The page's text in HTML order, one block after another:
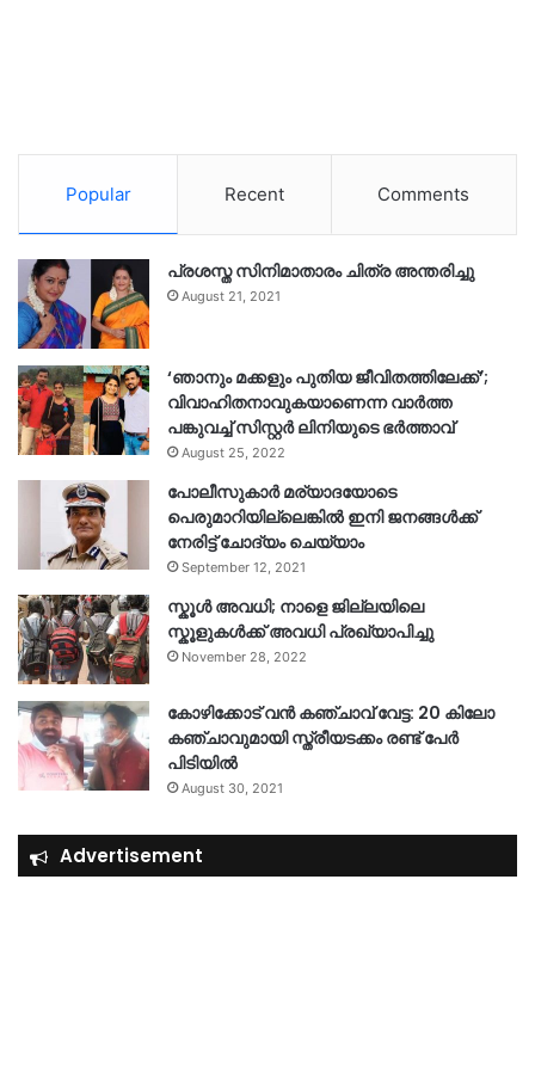
Popular Recent Comments
പ്രശസ്ത സിനിമാതാരം ചിത്ര അന്തരിച്ചു
August 21, 2021
‘ഞാനും മക്കളും പുതിയ ജീവിതത്തിലേക്ക്’;
വിവാഹിതനാവുകയാണെന്ന വാർത്ത
പങ്കുവച്ച് സിസ്റ്റർ ലിനിയുടെ ഭർത്താവ്
August 25, 2022
പോലീസുകാര്‍ മര്യാദയോടെ
പെരുമാറിയില്ലെങ്കില്‍ ഇനി ജനങ്ങള്‍ക്ക്
നേരിട്ട് ചോദ്യം ചെയ്യാം
September 12, 2021
സ്കൂൾ അവധി; നാളെ ജില്ലയിലെ
സ്കൂളുകൾക്ക് അവധി പ്രഖ്യാപിച്ചു
November 28, 2022
കോഴിക്കോട് വൻ കഞ്ചാവ് വേട്ട: 20 കിലോ
കഞ്ചാവുമായി സ്ത്രീയടക്കം രണ്ട് പേർ
പിടിയിൽ
August 30, 2021
Advertisement